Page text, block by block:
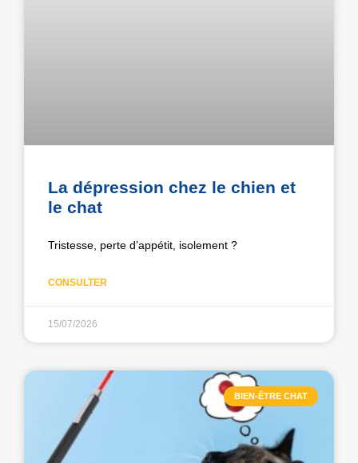
La dépression chez le chien et
le chat
Tristesse, perte d’appétit, isolement ?
CONSULTER
15/07/2026
BIEN-ÊTRE CHAT